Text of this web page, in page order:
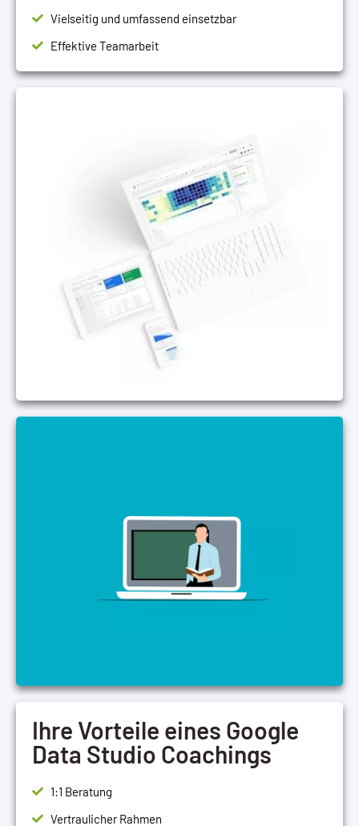
Vielseitig und umfassend einsetzbar
Effektive Teamarbeit
Ihre Vorteile eines Google
Data Studio Coachings
1:1 Beratung
Vertraulicher Rahmen